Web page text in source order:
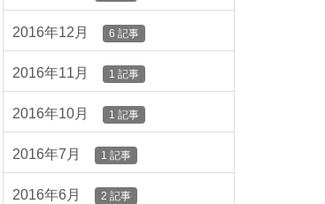
2016年12月 6 記事
2016年11月 1 記事
2016年10月 1 記事
2016年7月 1 記事
2016年6月 2 記事